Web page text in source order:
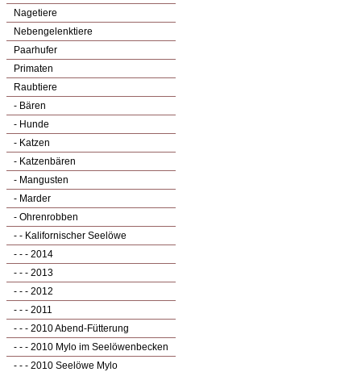
Nagetiere
Nebengelenktiere
Paarhufer
Primaten
Raubtiere
- Bären
- Hunde
- Katzen
- Katzenbären
- Mangusten
- Marder
- Ohrenrobben
- - Kalifornischer Seelöwe
- - - 2014
- - - 2013
- - - 2012
- - - 2011
- - - 2010 Abend-Fütterung
- - - 2010 Mylo im Seelöwenbecken
- - - 2010 Seelöwe Mylo